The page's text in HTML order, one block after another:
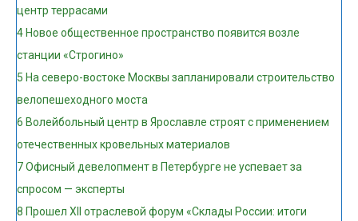
центр террасами
4 Новое общественное пространство появится возле
станции «Строгино»
5 На северо-востоке Москвы запланировали строительство
велопешеходного моста
6 Волейбольный центр в Ярославле строят с применением
отечественных кровельных материалов
7Офисный девелопмент в Петербурге не успевает за
спросом — эксперты
8 Прошел ХII отраслевой форум «Склады России: итоги